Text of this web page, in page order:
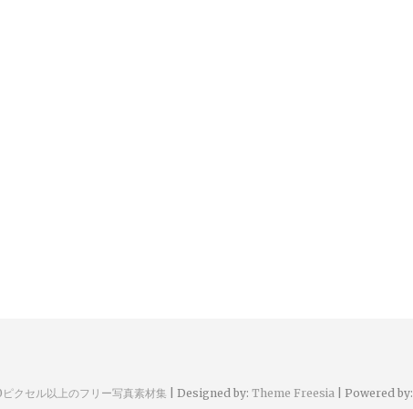
クセル以上のフリー写真素材集 | Designed by: Theme Freesia| Powered by: